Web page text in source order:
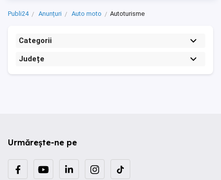
Publi24 Anunțuri Auto moto Autoturisme
Categorii
Județe
Urmărește-ne pe